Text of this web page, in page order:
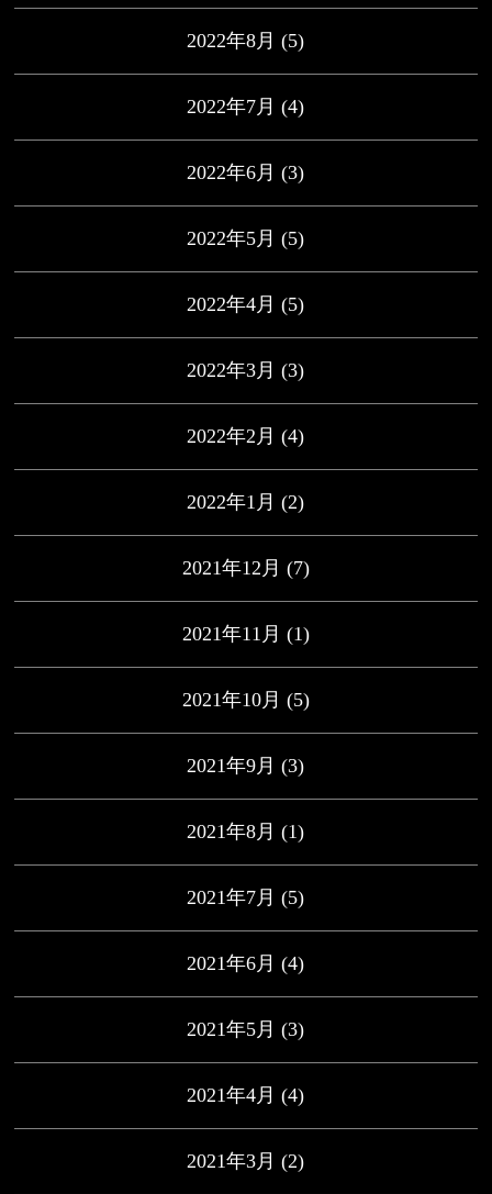
2022年8月 (5)
2022年7月 (4)
2022年6月 (3)
2022年5月 (5)
2022年4月 (5)
2022年3月 (3)
2022年2月 (4)
2022年1月 (2)
2021年12月 (7)
2021年11月 (1)
2021年10月 (5)
2021年9月 (3)
2021年8月 (1)
2021年7月 (5)
2021年6月 (4)
2021年5月 (3)
2021年4月 (4)
2021年3月 (2)